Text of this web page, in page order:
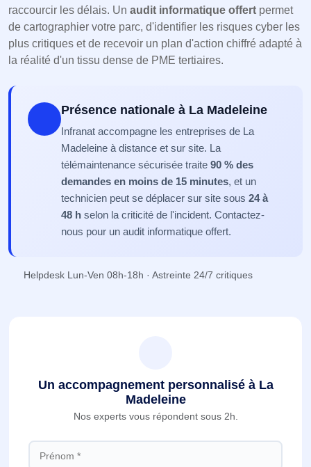
raccourcir les délais. Un audit informatique offert permet
de cartographier votre parc, d'identifier les risques cyber les
plus critiques et de recevoir un plan d'action chiffré adapté à
la réalité d'un tissu dense de PME tertiaires.
Présence nationale à La Madeleine
Infranat accompagne les entreprises de La
Madeleine à distance et sur site. La
télémaintenance sécurisée traite 90 % des
demandes en moins de 15 minutes, et un
technicien peut se déplacer sur site sous 24 à
48 h selon la criticité de l'incident. Contactez-
nous pour un audit informatique offert.
Helpdesk Lun-Ven 08h-18h · Astreinte 24/7 critiques
Un accompagnement personnalisé à La
Madeleine
Nos experts vous répondent sous 2h.